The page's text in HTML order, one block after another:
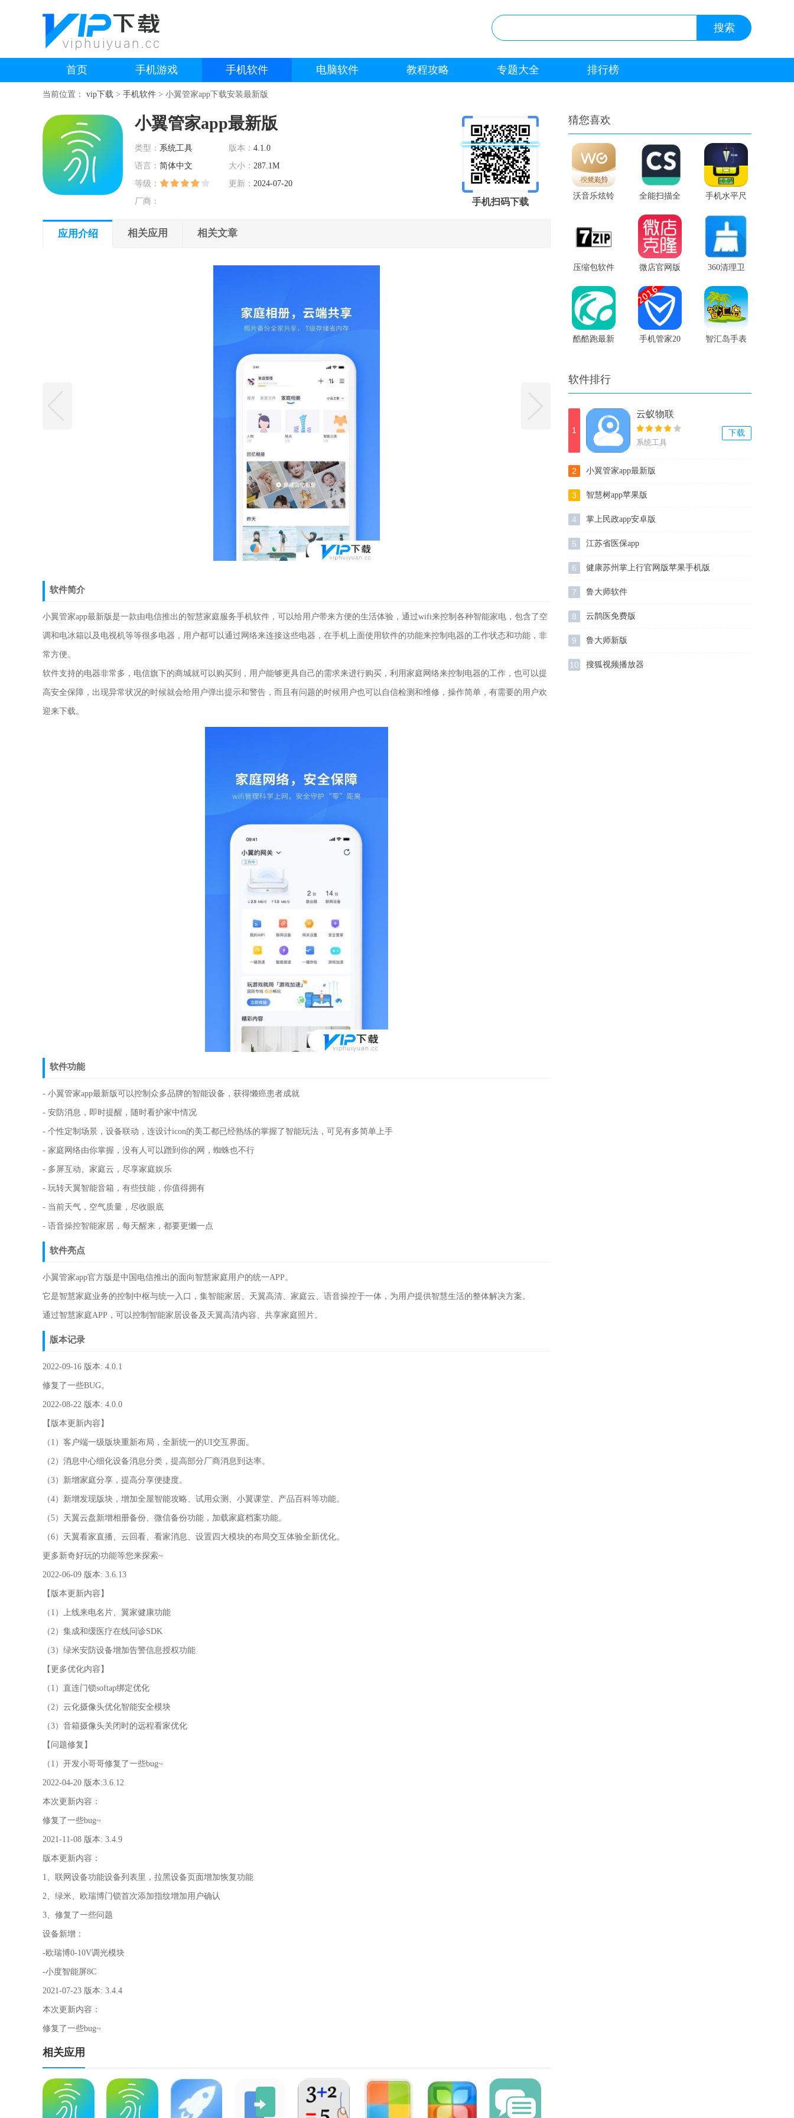
首页 手机游戏 手机软件 电脑软件 教程攻略 专题大全 排行榜
当前位置： vip下载 > 手机软件 > 小翼管家app下载安装最新版
小翼管家app最新版
类型： 系统工具 版本：4.1.0
语言： 简体中文 大小：287.1M
等级：
更新：2024-07-20
厂商：
手机扫码下载
应用介绍 相关应用 相关文章
软件简介
小翼管家app最新版是一款由电信推出的智慧家庭服务手机软件，可以给用户带来方便的生活体验，通过wifi来控制各种智能家电，包含了空
调和电冰箱以及电视机等等很多电器，用户都可以通过网络来连接这些电器，在手机上面使用软件的功能来控制电器的工作状态和功能，非
常方便。
软件支持的电器非常多，电信旗下的商城就可以购买到，用户能够更具自己的需求来进行购买，利用家庭网络来控制电器的工作，也可以提
高安全保障，出现异常状况的时候就会给用户弹出提示和警告，而且有问题的时候用户也可以自信检测和维修，操作简单，有需要的用户欢
迎来下载。
软件功能
- 小翼管家app最新版可以控制众多品牌的智能设备，获得懒癌患者成就
- 安防消息，即时提醒，随时看护家中情况
- 个性定制场景，设备联动，连设计icon的美工都已经熟练的掌握了智能玩法，可见有多简单上手
- 家庭网络由你掌握，没有人可以蹭到你的网，蜘蛛也不行
- 多屏互动、家庭云，尽享家庭娱乐
- 玩转天翼智能音箱，有些技能，你值得拥有
- 当前天气，空气质量，尽收眼底
- 语音操控智能家居，每天醒来，都要更懒一点
软件亮点
小翼管家app官方版是中国电信推出的面向智慧家庭用户的统一APP。
它是智慧家庭业务的控制中枢与统一入口，集智能家居、天翼高清、家庭云、语音操控于一体，为用户提供智慧生活的整体解决方案。
通过智慧家庭APP，可以控制智能家居设备及天翼高清内容、共享家庭照片。
版本记录
2022-09-16 版本: 4.0.1
修复了一些BUG。
2022-08-22 版本: 4.0.0
【版本更新内容】
（1）客户端一级版块重新布局，全新统一的UI交互界面。
（2）消息中心细化设备消息分类，提高部分厂商消息到达率。
（3）新增家庭分享，提高分享便捷度。
（4）新增发现版块，增加全屋智能攻略、试用众测、小翼课堂、产品百科等功能。
（5）天翼云盘新增相册备份、微信备份功能，加载家庭档案功能。
（6）天翼看家直播、云回看、看家消息、设置四大模块的布局交互体验全新优化。
更多新奇好玩的功能等您来探索~
2022-06-09 版本: 3.6.13
【版本更新内容】
（1）上线来电名片、翼家健康功能
（2）集成和缓医疗在线问诊SDK
（3）绿米安防设备增加告警信息授权功能
【更多优化内容】
（1）直连门锁softap绑定优化
（2）云化摄像头优化智能安全模块
（3）音箱摄像头关闭时的远程看家优化
【问题修复】
（1）开发小哥哥修复了一些bug~
2022-04-20 版本:3.6.12
本次更新内容：
修复了一些bug~
2021-11-08 版本: 3.4.9
版本更新内容：
1、联网设备功能设备列表里，拉黑设备页面增加恢复功能
2、绿米、欧瑞博门锁首次添加指纹增加用户确认
3、修复了一些问题
设备新增：
-欧瑞博0-10V调光模块
-小度智能屏8C
2021-07-23 版本: 3.4.4
本次更新内容：
修复了一些bug~
相关应用
猜您喜欢
沃音乐炫铃 全能扫描全
能王
手机水平尺
压缩包软件
官方版
微店官网版 360清理卫
士
酷酷跑最新 手机管家20 智汇岛手表
软件排行
1
云蚁物联
系统工具
下载
2 小翼管家app最新版
3 智慧树app苹果版
4 掌上民政app安卓版
5 江苏省医保app
6 健康苏州掌上行官网版苹果手机版
7 鲁大师软件
8 云鹊医免费版
9 鲁大师新版
10 搜狐视频播放器